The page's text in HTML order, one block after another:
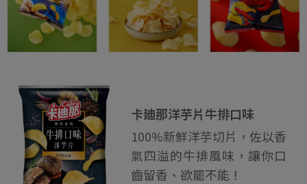
卡廸那洋芋片牛排口味
100%新鮮洋芋切片，佐以香
氣四溢的牛排風味，讓你口
齒留香、欲罷不能！